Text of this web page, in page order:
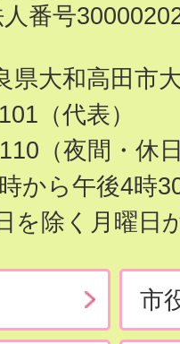
番号
大和高田市
（代表）
（夜間・休
から午後4時
を除く月曜日
市